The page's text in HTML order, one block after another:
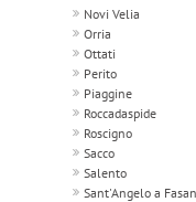
Novi Velia
Orria
Ottati
Perito
Piaggine
Roccadaspide
Roscigno
Sacco
Salento
Sant'Angelo a